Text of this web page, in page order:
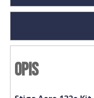
Opis